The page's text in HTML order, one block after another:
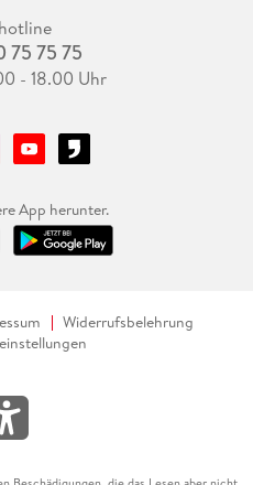
75 75 75
- 18.00 Uhr
App herunter.
Widerrufsbelehrung